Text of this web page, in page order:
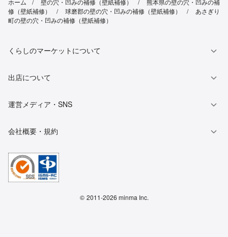
ホーム 壁の穴・凹みの補修（壁紙補修）
熊本県の壁の穴・凹みの補
修（壁紙補修）
球磨郡の壁の穴・凹みの補修（壁紙補修）
あさぎり
町の壁の穴・凹みの補修（壁紙補修）
くらしのマーケットについて
出店について
運営メディア・SNS
会社概要・規約
© 2011-2026 minma Inc.